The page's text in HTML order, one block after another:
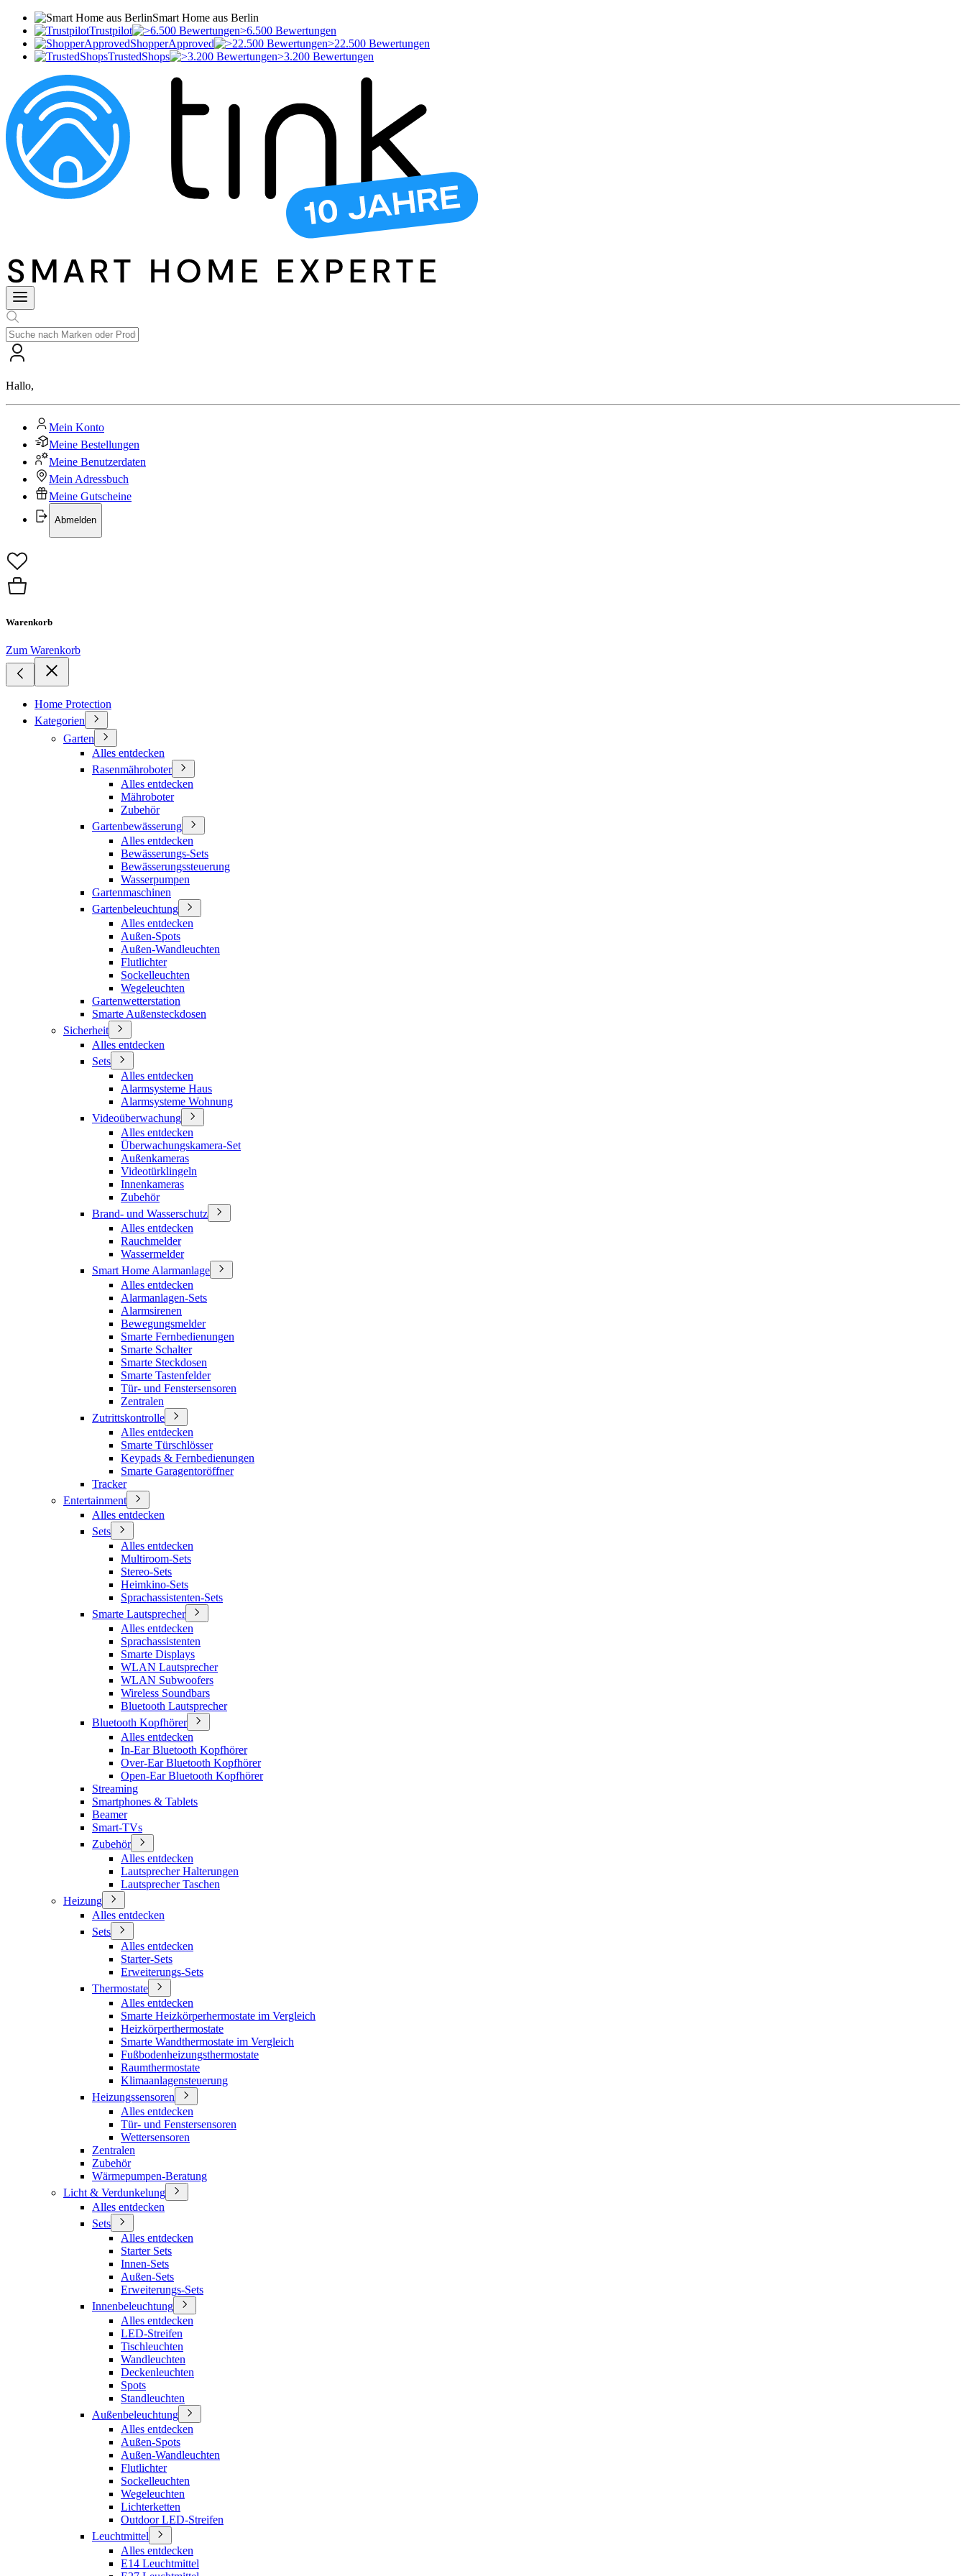
Smart Home aus Berlin
Trustpilot
>6.500 Bewertungen
ShopperApproved
>22.500 Bewertungen
TrustedShops
>3.200 Bewertungen
Hallo,
Mein Konto
Meine Bestellungen
Meine Benutzerdaten
Mein Adressbuch
Meine Gutscheine
Abmelden
Warenkorb
Zum Warenkorb
Home Protection
Kategorien
Garten
Alles entdecken
Rasenmähroboter
Alles entdecken
Mähroboter
Zubehör
Gartenbewässerung
Alles entdecken
Bewässerungs-Sets
Bewässerungssteuerung
Wasserpumpen
Gartenmaschinen
Gartenbeleuchtung
Alles entdecken
Außen-Spots
Außen-Wandleuchten
Flutlichter
Sockelleuchten
Wegeleuchten
Gartenwetterstation
Smarte Außensteckdosen
Sicherheit
Alles entdecken
Sets
Alles entdecken
Alarmsysteme Haus
Alarmsysteme Wohnung
Videoüberwachung
Alles entdecken
Überwachungskamera-Set
Außenkameras
Videotürklingeln
Innenkameras
Zubehör
Brand- und Wasserschutz
Alles entdecken
Rauchmelder
Wassermelder
Smart Home Alarmanlage
Alles entdecken
Alarmanlagen-Sets
Alarmsirenen
Bewegungsmelder
Smarte Fernbedienungen
Smarte Schalter
Smarte Steckdosen
Smarte Tastenfelder
Tür- und Fenstersensoren
Zentralen
Zutrittskontrolle
Alles entdecken
Smarte Türschlösser
Keypads & Fernbedienungen
Smarte Garagentoröffner
Tracker
Entertainment
Alles entdecken
Sets
Alles entdecken
Multiroom-Sets
Stereo-Sets
Heimkino-Sets
Sprachassistenten-Sets
Smarte Lautsprecher
Alles entdecken
Sprachassistenten
Smarte Displays
WLAN Lautsprecher
WLAN Subwoofers
Wireless Soundbars
Bluetooth Lautsprecher
Bluetooth Kopfhörer
Alles entdecken
In-Ear Bluetooth Kopfhörer
Over-Ear Bluetooth Kopfhörer
Open-Ear Bluetooth Kopfhörer
Streaming
Smartphones & Tablets
Beamer
Smart-TVs
Zubehör
Alles entdecken
Lautsprecher Halterungen
Lautsprecher Taschen
Heizung
Alles entdecken
Sets
Alles entdecken
Starter-Sets
Erweiterungs-Sets
Thermostate
Alles entdecken
Smarte Heizkörperhermostate im Vergleich
Heizkörperthermostate
Smarte Wandthermostate im Vergleich
Fußbodenheizungsthermostate
Raumthermostate
Klimaanlagensteuerung
Heizungssensoren
Alles entdecken
Tür- und Fenstersensoren
Wettersensoren
Zentralen
Zubehör
Wärmepumpen-Beratung
Licht & Verdunkelung
Alles entdecken
Sets
Alles entdecken
Starter Sets
Innen-Sets
Außen-Sets
Erweiterungs-Sets
Innenbeleuchtung
Alles entdecken
LED-Streifen
Tischleuchten
Wandleuchten
Deckenleuchten
Spots
Standleuchten
Außenbeleuchtung
Alles entdecken
Außen-Spots
Außen-Wandleuchten
Flutlichter
Sockelleuchten
Wegeleuchten
Lichterketten
Outdoor LED-Streifen
Leuchtmittel
Alles entdecken
E14 Leuchtmittel